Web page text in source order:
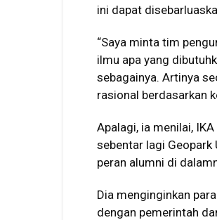
ini dapat
“Saya minta tim
ilmu apa yang
sebagainya. Artinya
rasional berdasarkan
Apalagi, ia menilai,
sebentar lagi Geopark
peran alumni di
Dia menginginkan
dengan pemerintah